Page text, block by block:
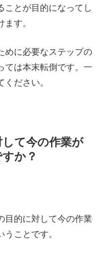
ことが目的になってし
す。
めに必要なステップの
ては本末転倒です。一
ださい。
て今の作業が
か？
目的に対して今の作業
ことです。